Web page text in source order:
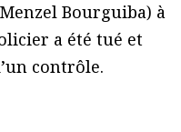
Bourguiba) à
a été tué et
contrôle.